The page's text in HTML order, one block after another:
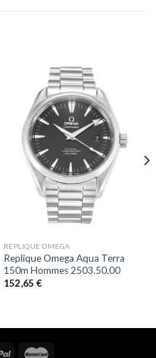
REPLIQUE OMEGA
Replique Omega Aqua Terra
150m Hommes 2503.50.00
152,65 €